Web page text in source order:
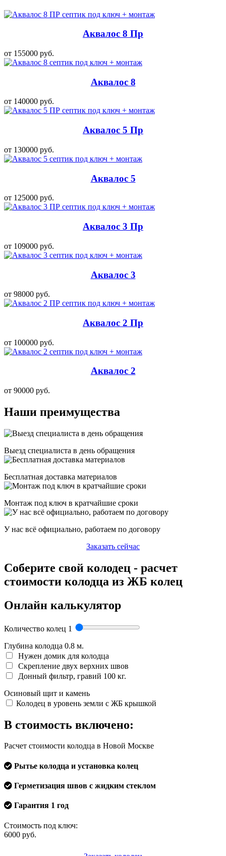
Аквалос 8 Пр
от 155000 руб.
Аквалос 8
от 140000 руб.
Аквалос 5 Пр
от 130000 руб.
Аквалос 5
от 125000 руб.
Аквалос 3 Пр
от 109000 руб.
Аквалос 3
от 98000 руб.
Аквалос 2 Пр
от 100000 руб.
Аквалос 2
от 90000 руб.
Наши преимущества
Выезд специалиста в день обращения
Бесплатная доставка материалов
Монтаж под ключ в кратчайшие сроки
У нас всё официально, работаем по договору
Заказать сейчас
Соберите свой колодец - расчет
стоимости колодца из ЖБ колец
Онлайн калькулятор
Количество колец 1
Глубина колодца 0.8 м.
Нужен домик для колодца
Скрепление двух верхних швов
Донный фильтр, гравий 100 кг.
Осиновый щит и камень
Колодец в уровень земли с ЖБ крышкой
В стоимость включено:
Расчет стоимости колодца в Новой Москве
Рытье колодца и установка колец
Герметизация швов с жидким стеклом
Гарантия 1 год
Стоимость под ключ:
6000 руб.